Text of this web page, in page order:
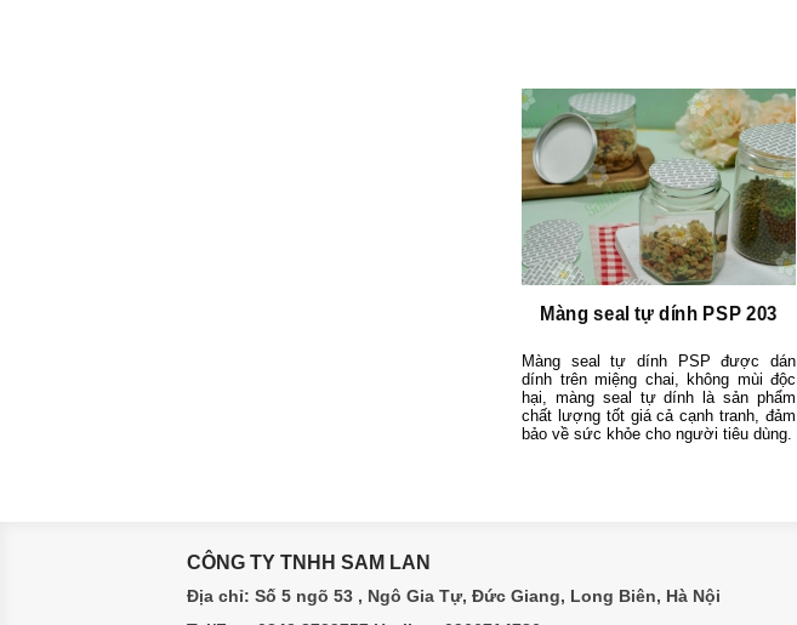
Màng seal tự dính PSP 203
Màng seal tự dính PSP được dán
dính trên miệng chai, không mùi độc
hại, màng seal tự dính là sản phẩm
chất lượng tốt giá cả cạnh tranh, đảm
bảo về sức khỏe cho người tiêu dùng.
CÔNG TY TNHH SAM LAN
Địa chỉ: Số 5 ngõ 53 , Ngô Gia Tự, Đức Giang, Long Biên, Hà Nội